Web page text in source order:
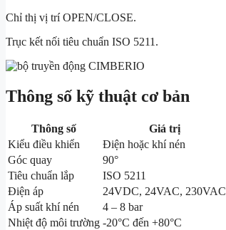
Chỉ thị vị trí OPEN/CLOSE.
Trục kết nối tiêu chuẩn ISO 5211.
Thông số kỹ thuật cơ bản
Thông số
Giá trị
Kiểu điều khiển
Điện hoặc khí nén
Góc quay
90°
Tiêu chuẩn lắp
ISO 5211
Điện áp
24VDC, 24VAC, 230VAC
Áp suất khí nén
4 – 8 bar
Nhiệt độ môi trường -20°C đến +80°C